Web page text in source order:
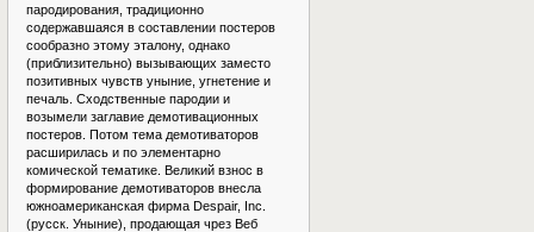
пародирования, традиционно
содержавшаяся в составлении постеров
сообразно этому эталону, однако
(приблизительно) вызывающих заместо
позитивных чувств уныние, угнетение и
печаль. Сходственные пародии и
возымели заглавие демотивационных
постеров. Потом тема демотиваторов
расширилась и по элементарно
комической тематике. Великий взнос в
формирование демотиваторов внесла
южноамериканская фирма Despair, Inc.
(русск. Уныние), продающая чрез Веб